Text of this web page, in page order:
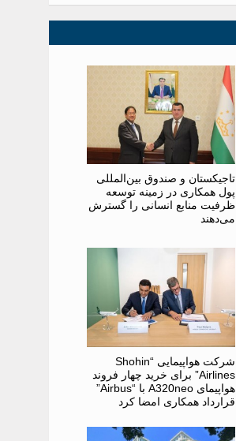
تاجیکستان و صندوق بین‌المللی
پول همکاری در زمینه توسعه
ظرفیت منابع انسانی را گسترش
می‌دهند
شرکت هواپیمایی “Shohin
Airlines” برای خرید چهار فروند
هواپیمای A320neo با “Airbus”
قرارداد همکاری امضا کرد